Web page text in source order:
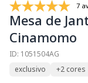
7
Mesa de
Cinamomo
ID: 1051504AG
exclusivo
+2 cores